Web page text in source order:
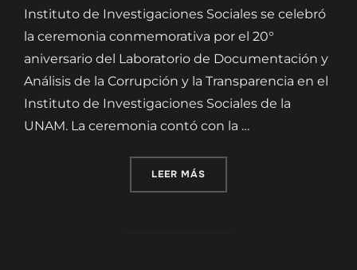
Instituto de Investigaciones Sociales se celebró
la ceremonia conmemorativa por el 20°
aniversario del Laboratorio de Documentación y
Análisis de la Corrupción y la Transparencia en el
Instituto de Investigaciones Sociales de la
UNAM. La ceremonia contó con la …
LEER MÁS